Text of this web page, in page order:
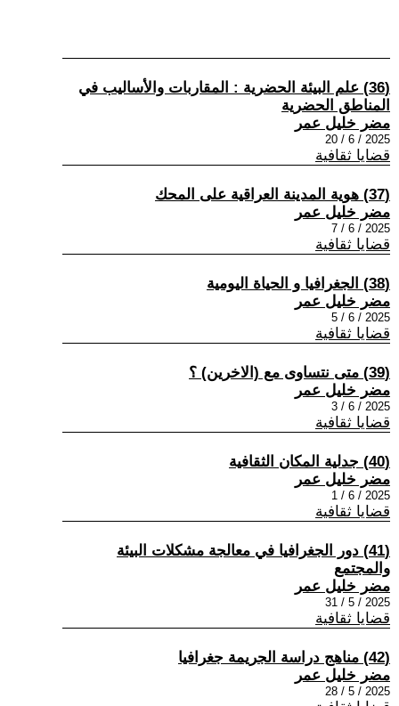
(36) علم البيئة الحضرية : المقاربات والأساليب في
المناطق الحضرية
مضر خليل عمر
2025 / 6 / 20
قضايا ثقافية
(37) هوية المدينة العراقية على المحك
مضر خليل عمر
2025 / 6 / 7
قضايا ثقافية
(38) الجغرافيا و الحياة اليومية
مضر خليل عمر
2025 / 6 / 5
قضايا ثقافية
(39) متى نتساوى مع (الاخرين) ؟
مضر خليل عمر
2025 / 6 / 3
قضايا ثقافية
(40) جدلية المكان الثقافية
مضر خليل عمر
2025 / 6 / 1
قضايا ثقافية
(41) دور الجغرافيا في معالجة مشكلات البيئة
والمجتمع
مضر خليل عمر
2025 / 5 / 31
قضايا ثقافية
(42) مناهج دراسة الجريمة جغرافيا
مضر خليل عمر
2025 / 5 / 28